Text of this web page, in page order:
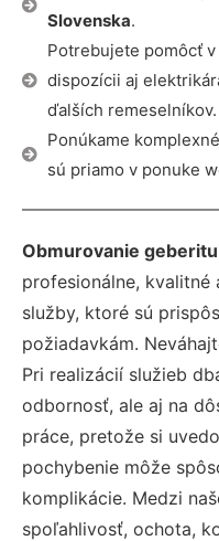
Slovenska.
Potrebujete pomôcť
dispozícii aj
ďalších remeselníkov.
Ponúkame
sú priamo v ponuke
Obmurovanie
profesionálne, kvalitné
služby, ktoré sú
požiadavkám.
Pri realizácií služieb
odbornosť, ale aj na
práce, pretože si
pochybenie môže
komplikácie. Medzi
spoľahlivosť, ochota,